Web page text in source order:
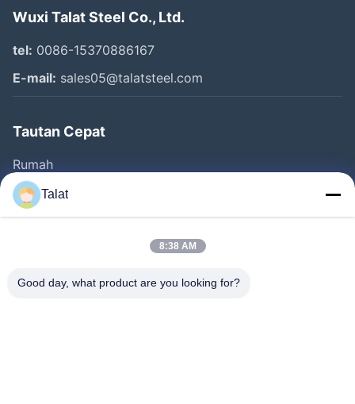
Wuxi Talat Steel Co., Ltd.
tel: 0086-15370886167
E-mail: sales05@talatsteel.com
Tautan Cepat
Rumah
Produk
Tentang Kita
Kontrol Kualitas
Talat
8:38 AM
Good day, what product are you looking for?